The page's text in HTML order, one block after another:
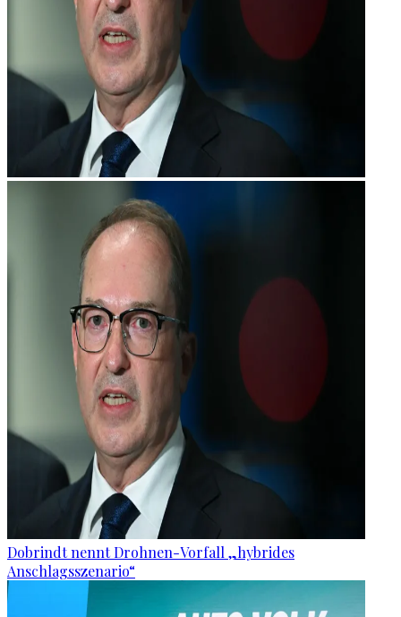
Dobrindt nennt Drohnen-Vorfall „hybrides
Anschlagsszenario“